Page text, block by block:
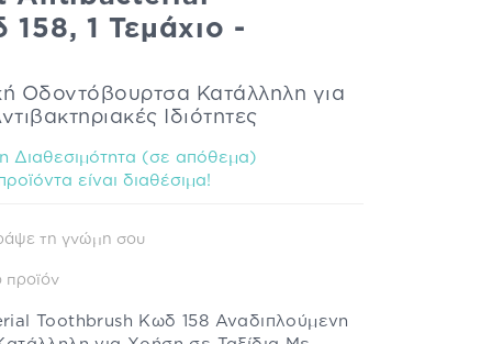
1 Τεμάχιο -
Οδοντόβουρτσα Κατάλληλη για
Ιδιότητες
Διαθεσιμότητα (σε απόθεμα)
είναι διαθέσιμα!
τη γνώμη σου
προϊόν
Toothbrush Κωδ 158 Αναδιπλούμενη